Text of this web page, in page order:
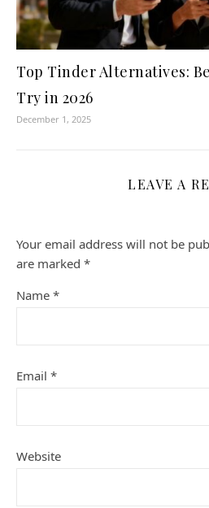
Top Tinder Alternatives:
Try in 2026
December 1, 2025
LEAVE A
Your email address will not be
are marked *
Name *
Email *
Website